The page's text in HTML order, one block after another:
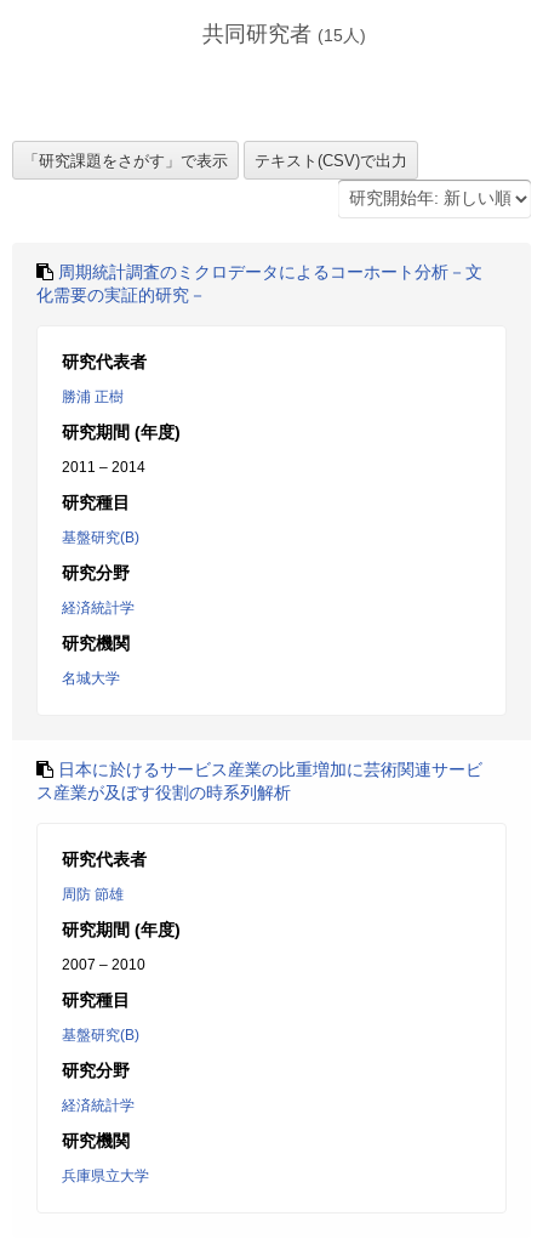
共同研究者 (15 人)
周期統計調査のミクロデータによるコーホート分析－文
化需要の実証的研究－
研究代表者
勝浦 正樹
研究期間 (年度)
2011 – 2014
研究種目
基盤研究(B)
研究分野
経済統計学
研究機関
名城大学
日本に於けるサービス産業の比重増加に芸術関連サービ
ス産業が及ぼす役割の時系列解析
研究代表者
周防 節雄
研究期間 (年度)
2007 – 2010
研究種目
基盤研究(B)
研究分野
経済統計学
研究機関
兵庫県立大学